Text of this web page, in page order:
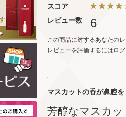
スコア
レビュー数
6
この商品に対するあなたの
レビューを評価するには ロ
マスカットの香が鼻腔を
芳醇なマスカ